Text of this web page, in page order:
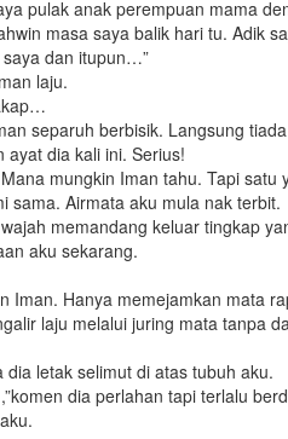
pulak anak perempuan mama
masa saya balik hari tu. Adik
dan itupun…”
laju.
separuh berbisik. Langsung
dia kali ini. Serius!
mungkin Iman tahu. Tapi satu
sama. Airmata aku mula nak terbit.
memandang keluar tingkap
aku sekarang.
Iman. Hanya memejamkan mata
laju melalui juring mata tanpa
letak selimut di atas tubuh aku.
dia perlahan tapi terlalu